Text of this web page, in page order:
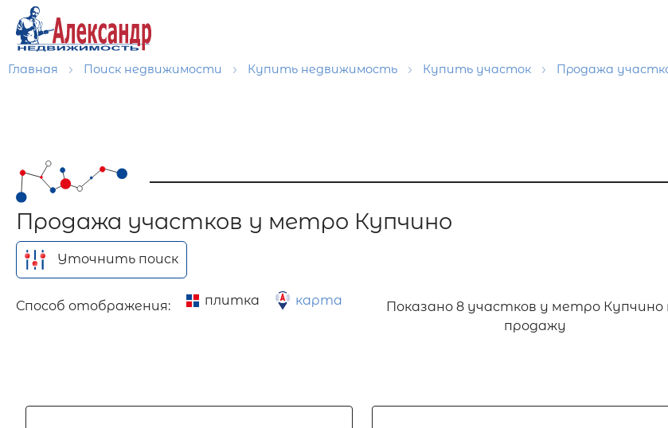
Главная Поиск недвижимости Купить недвижимость Купить участок Продажа
Продажа участков у метро Купчино
Уточнить поиск
Способ отображения: плитка карта Показано 8 участков у метро Купчино
продажу